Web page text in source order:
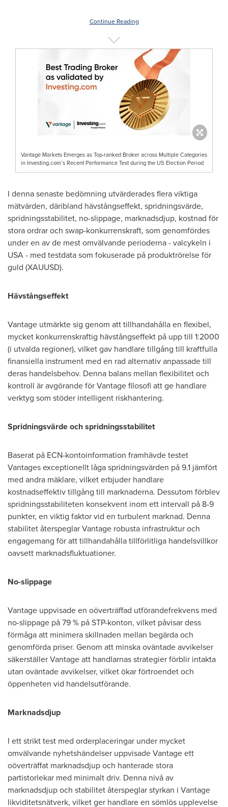
Continue Reading
Vantage Markets Emerges as Top-ranked Broker across Multiple Categories
in Investing.com’s Recent Performance Test during the US Election Period
I denna senaste bedömning utvärderades flera viktiga
mätvärden, däribland hävstångseffekt, spridningsvärde,
spridningsstabilitet, no-slippage, marknadsdjup, kostnad för
stora ordrar och swap-konkurrenskraft, som genomfördes
under en av de mest omvälvande perioderna - valcykeln i
USA- med testdata som fokuserade på produktrörelse för
guld (XAUUSD).
Hävstångseffekt
Vantage utmärkte sig genom att tillhandahålla en flexibel,
mycket konkurrenskraftig hävstångseffekt på upp till 1:2000
(i utvalda regioner), vilket gav handlare tillgång till kraftfulla
finansiella instrument med en rad alternativ anpassade till
deras handelsbehov. Denna balans mellan flexibilitet och
kontroll är avgörande för Vantage filosofi att ge handlare
verktyg som stöder intelligent riskhantering.
Spridningsvärde och spridningsstabilitet
Baserat på ECN-kontoinformation framhävde testet
Vantages exceptionellt låga spridningsvärden på 9.1 jämfört
med andra mäklare, vilket erbjuder handlare
kostnadseffektiv tillgång till marknaderna. Dessutom förblev
spridningsstabiliteten konsekvent inom ett intervall på 8-9
punkter, en viktig faktor vid en turbulent marknad. Denna
stabilitet återspeglar Vantage robusta infrastruktur och
engagemang för att tillhandahålla tillförlitliga handelsvillkor
oavsett marknadsfluktuationer.
No-slippage
Vantage uppvisade en oöverträffad utförandefrekvens med
no-slippage på 79 % på STP-konton, vilket påvisar dess
förmåga att minimera skillnaden mellan begärda och
genomförda priser. Genom att minska oväntade avvikelser
säkerställer Vantage att handlarnas strategier förblir intakta
utan oväntade avvikelser, vilket ökar förtroendet och
öppenheten vid handelsutförande.
Marknadsdjup
I ett strikt test med orderplaceringar under mycket
omvälvande nyhetshändelser uppvisade Vantage ett
oöverträffat marknadsdjup och hanterade stora
partistorlekar med minimalt driv. Denna nivå av
marknadsdjup och stabilitet återspeglar styrkan i Vantage
likviditetsnätverk, vilket ger handlare en sömlös upplevelse